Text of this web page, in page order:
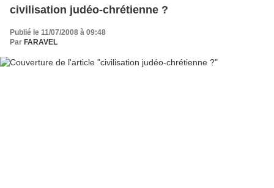
civilisation judéo-chrétienne ?
Publié le 11/07/2008 à 09:48
Par FARAVEL